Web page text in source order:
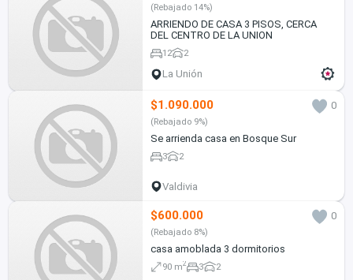
(Rebajado 14%)
ARRIENDO DE CASA 3 PISOS, CERCA
DEL CENTRO DE LA UNION
12 2
La Unión
$1.090.000 0
(Rebajado 9%)
Se arrienda casa en Bosque Sur
3 2
Valdivia
$600.000 0
(Rebajado 8%)
casa amoblada 3 dormitorios
90 m2 3 2